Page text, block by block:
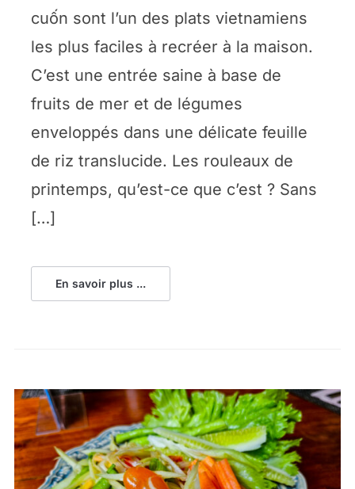
cuốn sont l’un des plats vietnamiens
les plus faciles à recréer à la maison.
C’est une entrée saine à base de
fruits de mer et de légumes
enveloppés dans une délicate feuille
de riz translucide. Les rouleaux de
printemps, qu’est-ce que c’est ? Sans
[…]
En savoir plus ...